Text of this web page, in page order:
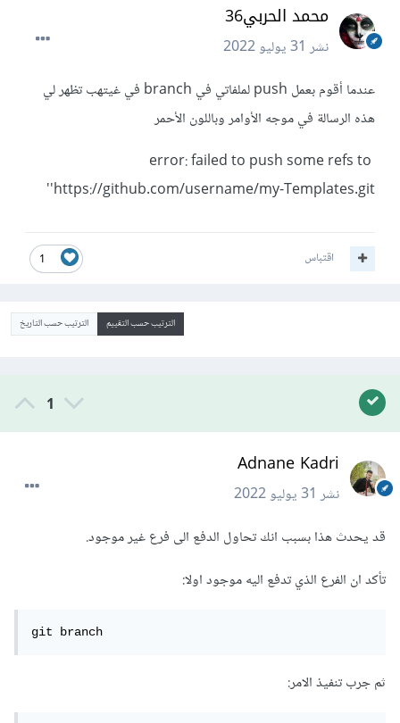
محمد الحربي36
نشر31 يوليو 2022
عندما أقوم بعمل push لملفاتي في branch في غيتهب تظهر لي
هذه الرسالة في موجه الأوامر وباللون الأحمر
error: failed to push some refs to
'https://github.com/username/my-Templates.git'
1 اقتباس
الترتيب حسب التقييم الترتيب حسب التاريخ
1
Adnane Kadri
نشر31 يوليو 2022
قد يحدث هذا بسبب انك تحاول الدفع الى فرع غير موجود.
تأكد ان الفرع الذي تدفع اليه موجود اولا:
git branch
ثم جرب تنفيذ الامر: